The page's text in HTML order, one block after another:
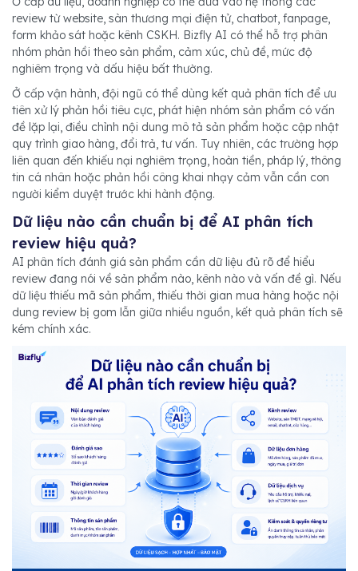
review từ website, sàn thương mại điện tử, chatbot, fanpage,
form khảo sát hoặc kênh CSKH. Bizfly AI có thể hỗ trợ phân
nhóm phản hồi theo sản phẩm, cảm xúc, chủ đề, mức độ
nghiêm trọng và dấu hiệu bất thường.
Ở cấp vận hành, đội ngũ có thể dùng kết quả phân tích để ưu
tiên xử lý phản hồi tiêu cực, phát hiện nhóm sản phẩm có vấn
đề lặp lại, điều chỉnh nội dung mô tả sản phẩm hoặc cập nhật
quy trình giao hàng, đổi trả, tư vấn. Tuy nhiên, các trường hợp
liên quan đến khiếu nại nghiêm trọng, hoàn tiền, pháp lý, thông
tin cá nhân hoặc phản hồi công khai nhạy cảm vẫn cần con
người kiểm duyệt trước khi hành động.
Dữ liệu nào cần chuẩn bị để AI phân tích
review hiệu quả?
AI phân tích đánh giá sản phẩm cần dữ liệu đủ rõ để hiểu
review đang nói về sản phẩm nào, kênh nào và vấn đề gì. Nếu
dữ liệu thiếu mã sản phẩm, thiếu thời gian mua hàng hoặc nội
dung review bị gom lẫn giữa nhiều nguồn, kết quả phân tích sẽ
kém chính xác.